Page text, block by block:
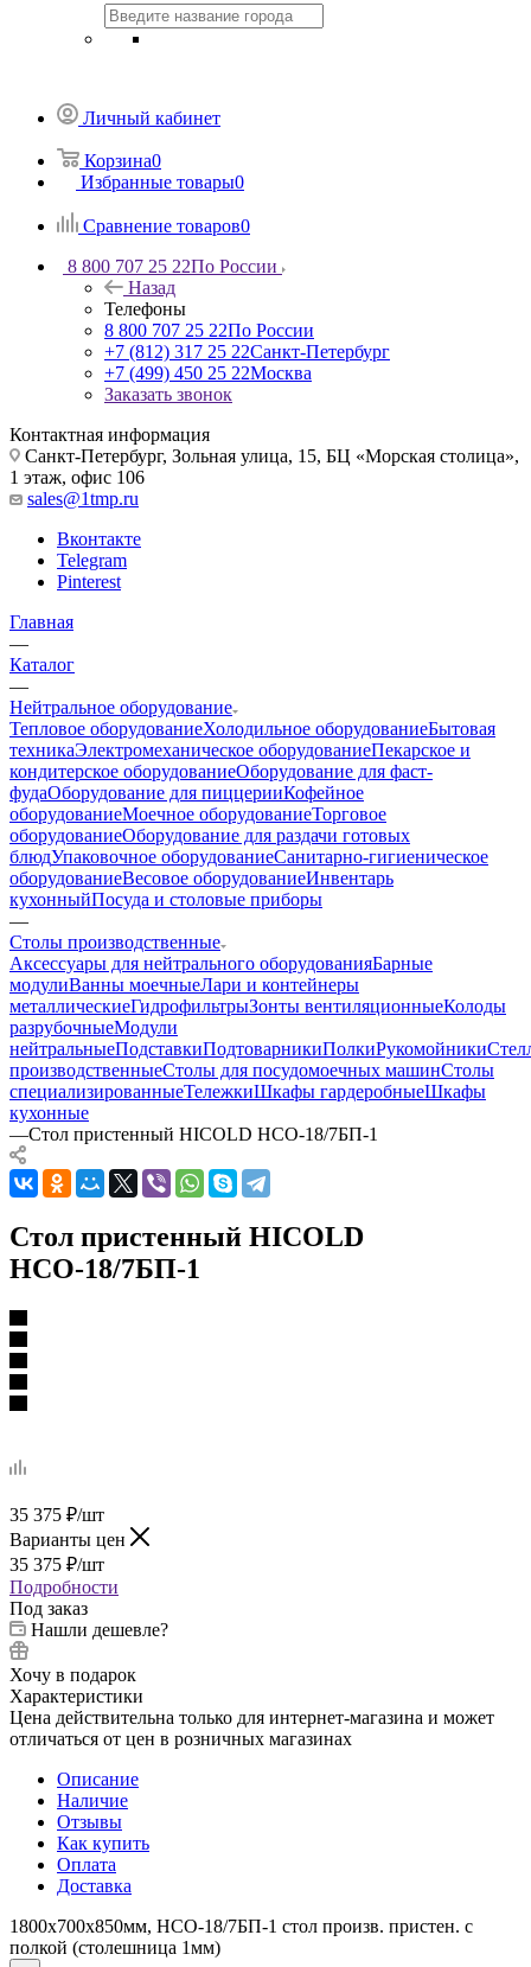
Личный кабинет
Корзина0
Избранные товары0
Сравнение товаров0
8 800 707 25 22По России
Назад
Телефоны
8 800 707 25 22По России
+7 (812) 317 25 22Санкт-Петербург
+7 (499) 450 25 22Москва
Заказать звонок
Контактная информация
Санкт-Петербург, Зольная улица, 15, БЦ «Морская столица»,
1 этаж, офис 106
sales@1tmp.ru
Вконтакте
Telegram
Pinterest
Главная
—
Каталог
—
Нейтральное оборудование
Тепловое оборудованиеХолодильное оборудованиеБытовая
техникаЭлектромеханическое оборудованиеПекарское и
кондитерское оборудованиеОборудование для фаст-
фудаОборудование для пиццерииКофейное
оборудованиеМоечное оборудованиеТорговое
оборудованиеОборудование для раздачи готовых
блюдУпаковочное оборудованиеСанитарно-гигиеническое
оборудованиеВесовое оборудованиеИнвентарь
кухонныйПосуда и столовые приборы
—
Столы производственные
Аксессуары для нейтрального оборудованияБарные
модулиВанны моечныеЛари и контейнеры
металлическиеГидрофильтрыЗонты вентиляционныеКолоды
разрубочныеМодули
нейтральныеПодставкиПодтоварникиПолкиРукомойники
производственныеСтолы для посудомоечных машинСтолы
специализированныеТележкиШкафы гардеробныеШкафы
кухонные
—Стол пристенный HICOLD НСО-18/7БП-1
Стол пристенный HICOLD
НСО-18/7БП-1
35 375 ₽/шт
Варианты цен
35 375 ₽/шт
Подробности
Под заказ
Нашли дешевле?
Хочу в подарок
Характеристики
Цена действительна только для интернет-магазина и может
отличаться от цен в розничных магазинах
Описание
Наличие
Отзывы
Как купить
Оплата
Доставка
1800х700х850мм, НСО-18/7БП-1 стол произв. пристен. с
полкой (столешница 1мм)